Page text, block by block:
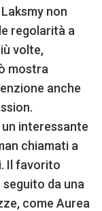
non
regolarità a
volte,
mostra
anche
interessante
chiamati a
Il favorito
da una
come Aurea